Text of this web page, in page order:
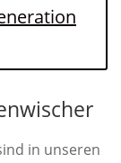
in unseren